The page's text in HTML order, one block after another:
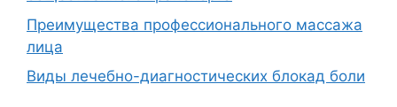
Преимущества профессионального массажа
лица
Виды лечебно-диагностических блокад боли